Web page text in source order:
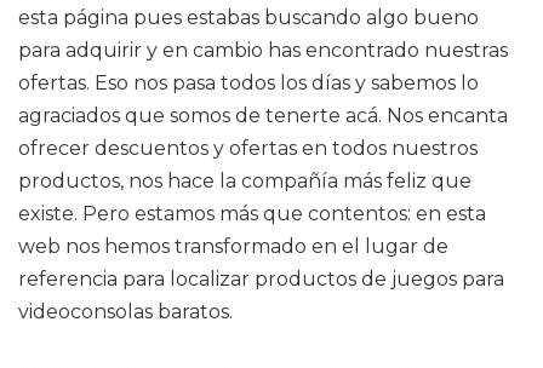
esta página pues estabas buscando algo bueno
para adquirir y en cambio has encontrado nuestras
ofertas. Eso nos pasa todos los días y sabemos lo
agraciados que somos de tenerte acá. Nos encanta
ofrecer descuentos y ofertas en todos nuestros
productos, nos hace la compañía más feliz que
existe. Pero estamos más que contentos: en esta
web nos hemos transformado en el lugar de
referencia para localizar productos de juegos para
videoconsolas baratos.